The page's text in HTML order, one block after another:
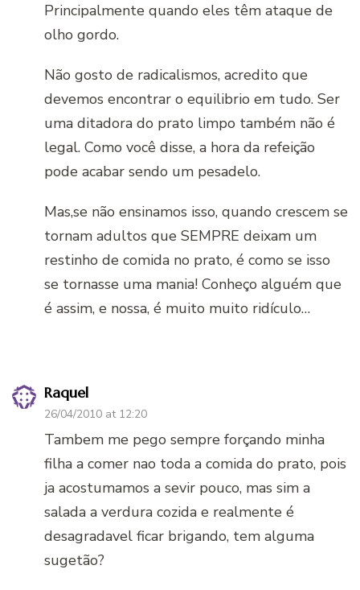
Principalmente quando eles têm ataque de
olho gordo.
Não gosto de radicalismos, acredito que
devemos encontrar o equilibrio em tudo. Ser
uma ditadora do prato limpo também não é
legal. Como você disse, a hora da refeição
pode acabar sendo um pesadelo.
Mas,se não ensinamos isso, quando crescem se
tornam adultos que SEMPRE deixam um
restinho de comida no prato, é como se isso
se tornasse uma mania! Conheço alguém que
é assim, e nossa, é muito muito ridículo…
Raquel
26/04/2010 at 12:20
Tambem me pego sempre forçando minha
filha a comer nao toda a comida do prato, pois
ja acostumamos a sevir pouco, mas sim a
salada a verdura cozida e realmente é
desagradavel ficar brigando, tem alguma
sugetão?